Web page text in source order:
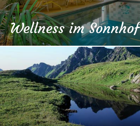
Wellness im Sonnhof